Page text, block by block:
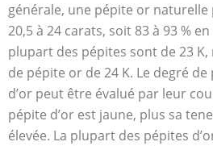
générale, une pépite or
20,5 à 24 carats, soit 83 à 93 %
plupart des pépites sont de 23
de pépite or de 24 K. Le degré
d’or peut être évalué par leur
pépite d’or est jaune, plus sa
élevée. La plupart des pépites